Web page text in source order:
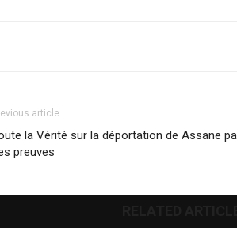
article
la Vérité sur la déportation de Assane
preuves